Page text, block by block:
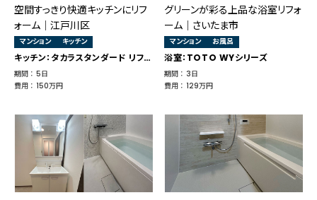
空間すっきり快適キッチンにリフ
ォーム｜江戸川区
マンション キッチン
キッチン：タカラスタンダード リフィット
期間 ： 5日
費用 ： 150万円
グリーンが彩る上品な浴室リフォ
ーム｜さいたま市
マンション お風呂
浴室：TOTO WYシリーズ
期間 ： 3日
費用 ： 129万円